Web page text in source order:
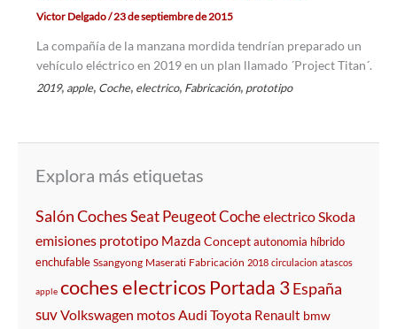
Victor Delgado/23 de septiembre de 2015
La compañía de la manzana mordida tendrían preparado un
vehículo eléctrico en 2019 en un plan llamado ´Project Titan´.
2019, apple, Coche, electrico, Fabricación, prototipo
Explora más etiquetas
SalónCochesSeatPeugeotCocheelectricoSkoda
emisiones prototipo Mazda Conceptautonomia híbrido
enchufable Ssangyong Maserati Fabricación 2018 circulacion atascos
apple coches electricos Portada 3España
suvVolkswagen motosAudi Toyota Renault bmw